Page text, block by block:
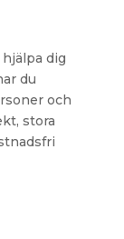
dig
du
och
stora